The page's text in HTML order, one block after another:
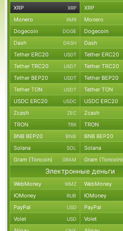
XRP XRP XRP
Monero XMR Monero
Dogecoin DOGE Dogecoin
Dash DASH Dash
Tether ERC20 USDT Tether ERC20
Tether TRC20 USDT Tether TRC20
Tether BEP20 USDT Tether BEP20
Tether TON USDT Tether TON
USDC ERC20 USDC USDC ERC20
Zcash ZEC Zcash
TRON TRX TRON
BNB BEP20 BNB BNB BEP20
Solana SOL Solana
Gram (Toncoin) GRAM Gram (Toncoin)
Электронные деньги
WebMoney WMZ WebMoney
ЮMoney RUB ЮMoney
PayPal USD PayPal
Volet USD Volet